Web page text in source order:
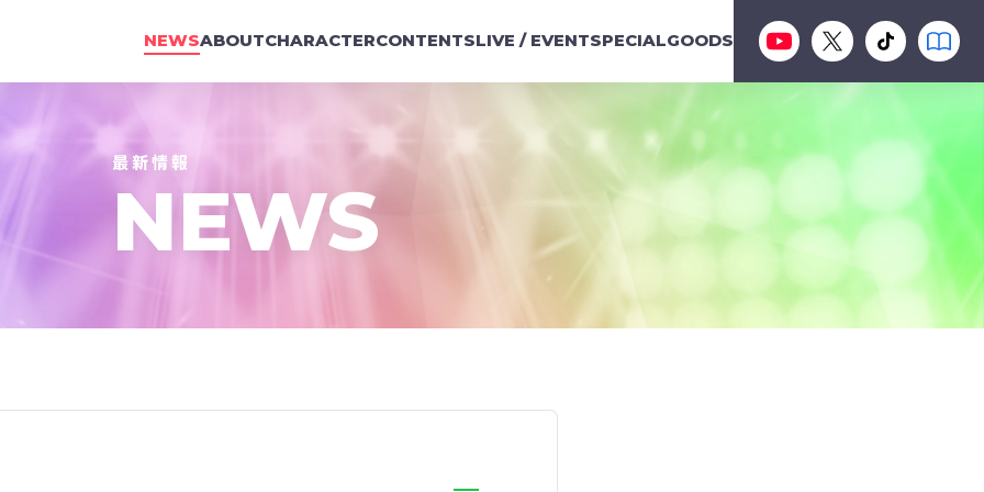
NEWSABOUTCHARACTERCONTENTSLIVE / EVENTSPECIALGOODS
NEWS